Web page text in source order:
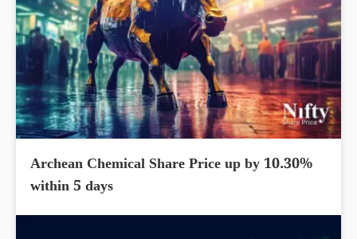
Archean Chemical Share Price up by 10.30%
within 5 days